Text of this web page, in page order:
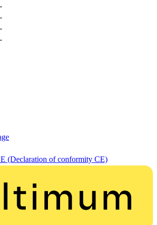
-
-
-
-
(Declaration of conformity CE)